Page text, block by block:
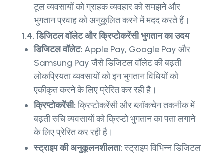
टूल व्यवसायों को ग्राहक व्यवहार को समझने और
भुगतान प्रवाह को अनुकूलित करने में मदद करते हैं।
1.4. डिजिटल वॉलेट और क्रिप्टोकरेंसी भुगतान का उदय
डिजिटल वॉलेट: Apple Pay, Google Pay और
Samsung Pay जैसे डिजिटल वॉलेट की बढ़ती
लोकप्रियता व्यवसायों को इन भुगतान विधियों को
एकीकृत करने के लिए प्रेरित कर रही है।
क्रिप्टोकरेंसी:क्रिप्टोकरेंसी और ब्लॉकचेन तकनीक में
बढ़ती रुचि व्यवसायों को क्रिप्टो भुगतान का पता लगाने
के लिए प्रेरित कर रही है।
स्ट्राइप की अनुकूलनशीलता:स्ट्राइप विभिन्न डिजिटल